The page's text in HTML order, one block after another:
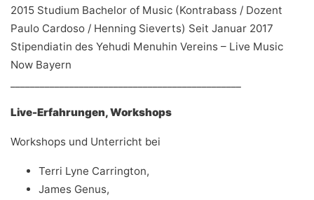
2015 Studium Bachelor of Music (Kontrabass / Dozent
Paulo Cardoso / Henning Sieverts) Seit Januar 2017
Stipendiatin des Yehudi Menuhin Vereins – Live Music
Now Bayern
Live-Erfahrungen, Workshops
Workshops und Unterricht bei
Terri Lyne Carrington,
James Genus,